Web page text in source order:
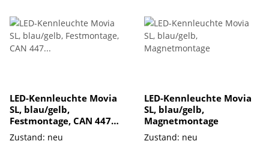
LED-Kennleuchte Movia
SL, blau/gelb,
Festmontage, CAN 447
3.HKL
Zustand: neu
LED-Kennleuchte Movia
SL, blau/gelb,
Magnetmontage
Zustand: neu